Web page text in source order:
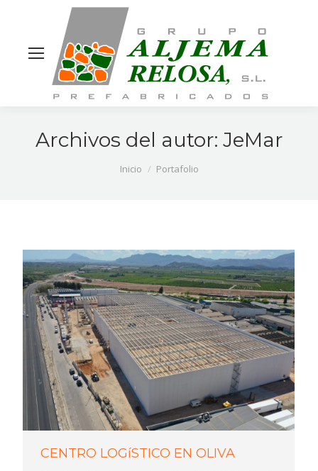
Archivos del autor: JeMar
Inicio Portafolio
CENTRO LOGíSTICO EN OLIVA